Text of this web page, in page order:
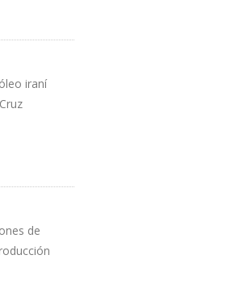
iraní
de